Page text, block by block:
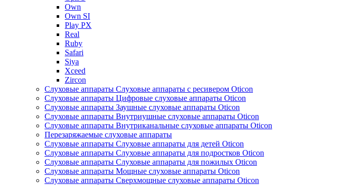
Own
Own SI
Play PX
Real
Ruby
Safari
Siya
Xceed
Zircon
Слуховые аппараты Слуховые аппараты с ресивером Oticon
Слуховые аппараты Цифровые слуховые аппараты Oticon
Слуховые аппараты Заушные слуховые аппараты Oticon
Слуховые аппараты Внутриушные слуховые аппараты Oticon
Слуховые аппараты Внутриканальные слуховые аппараты Oticon
Перезаряжаемые слуховые аппараты
Слуховые аппараты Слуховые аппараты для детей Oticon
Слуховые аппараты Слуховые аппараты для подростков Oticon
Слуховые аппараты Слуховые аппараты для пожилых Oticon
Слуховые аппараты Мощные слуховые аппараты Oticon
Слуховые аппараты Сверхмощные слуховые аппараты Oticon